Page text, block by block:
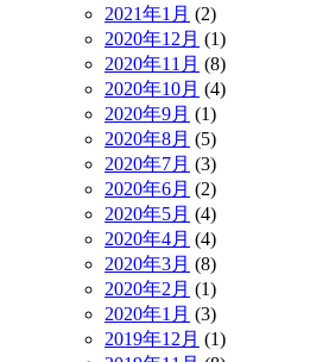
2021年1月 (2)
2020年12月 (1)
2020年11月 (8)
2020年10月 (4)
2020年9月 (1)
2020年8月 (5)
2020年7月 (3)
2020年6月 (2)
2020年5月 (4)
2020年4月 (4)
2020年3月 (8)
2020年2月 (1)
2020年1月 (3)
2019年12月 (1)